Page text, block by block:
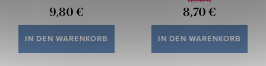
9,80 €
IN DEN WARENKORB
8,70 €
IN DEN WARENKORB